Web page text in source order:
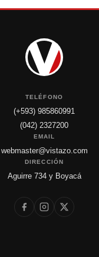
TELÉFONO
(+593) 985860991
(042) 2327200
EMAIL
webmaster@vistazo.com
DIRECCIÓN
Aguirre 734 y Boyacá